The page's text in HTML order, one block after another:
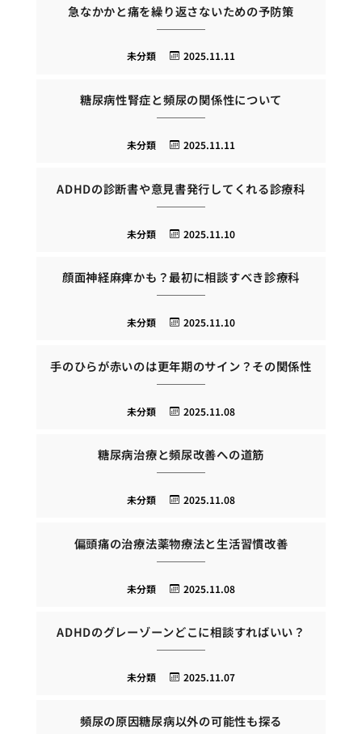
急なかかと痛を繰り返さないための予防策
2025.11.11
未分類
糖尿病性腎症と頻尿の関係性について
2025.11.11
未分類
ADHDの診断書や意見書発行してくれる診療科
2025.11.10
未分類
顔面神経麻痺かも？最初に相談すべき診療科
2025.11.10
未分類
手のひらが赤いのは更年期のサイン？その関係性
2025.11.08
未分類
糖尿病治療と頻尿改善への道筋
2025.11.08
未分類
偏頭痛の治療法薬物療法と生活習慣改善
2025.11.08
未分類
ADHDのグレーゾーンどこに相談すればいい？
2025.11.07
未分類
頻尿の原因糖尿病以外の可能性も探る